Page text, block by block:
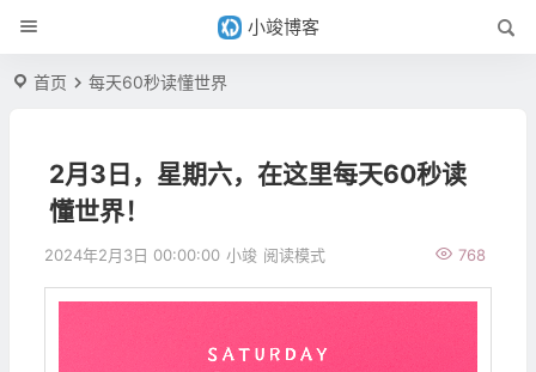
小竣博客
首页 每天60秒读懂世界
2月3日，星期六，在这里每天60秒读
懂世界！
2024年2月3日 00:00:00 小竣 768
阅读模式